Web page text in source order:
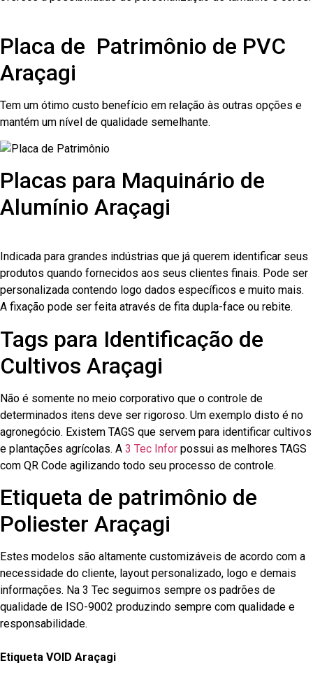
Placa de Patrimônio de PVC
Araçagi
Tem um ótimo custo benefício em relação às outras opções e
mantém um nível de qualidade semelhante.
Placas para Maquinário de
Alumínio Araçagi
Indicada para grandes indústrias que já querem identificar seus
produtos quando fornecidos aos seus clientes finais. Pode ser
personalizada contendo logo dados específicos e muito mais.
A fixação pode ser feita através de fita dupla-face ou rebite.
Tags para Identificação de
Cultivos Araçagi
Não é somente no meio corporativo que o controle de
determinados itens deve ser rigoroso. Um exemplo disto é no
agronegócio. Existem TAGS que servem para identificar cultivos
e plantações agrícolas. A 3 Tec Infor possui as melhores TAGS
com QR Code agilizando todo seu processo de controle.
Etiqueta de patrimônio de
Poliester Araçagi
Estes modelos são altamente customizáveis de acordo com a
necessidade do cliente, layout personalizado, logo e demais
informações. Na 3 Tec seguimos sempre os padrões de
qualidade de ISO-9002 produzindo sempre com qualidade e
responsabilidade.
Etiqueta VOID Araçagi